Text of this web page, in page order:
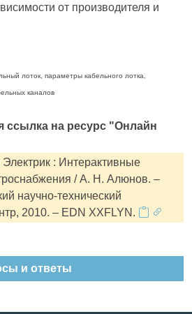
от производителя и
лоток, параметры кабельного лотка,
каналов
ссылка на ресурс "Онлайн
: Интерактивные
/ А. Н. Алюнов. –
научно-технический
2010. – EDN XXFLYN.
и ответы